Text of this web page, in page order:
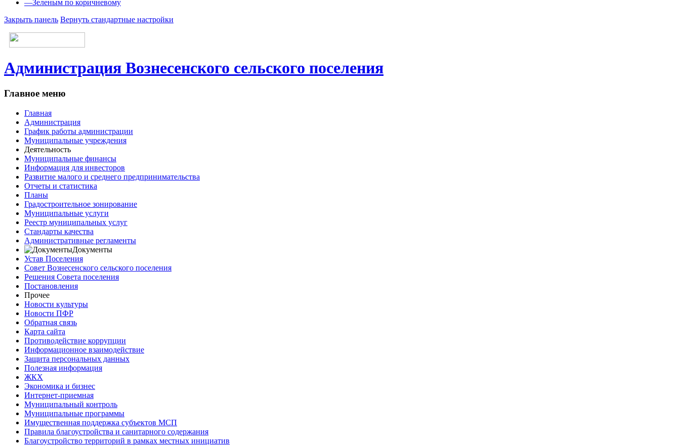
—Зеленым по коричневому
Закрыть панель Вернуть стандартные настройки
Администрация Вознесенского сельского поселения
Главное меню
Главная
Администрация
График работы администрации
Муниципальные учреждения
Деятельность
Муниципальные финансы
Информация для инвесторов
Развитие малого и среднего предпринимательства
Отчеты и статистика
Планы
Градостроительное зонирование
Муниципальные услуги
Реестр муниципальных услуг
Стандарты качества
Административные регламенты
Документы
Устав Поселения
Совет Вознесенского сельского поселения
Решения Совета поселения
Постановления
Прочее
Новости культуры
Новости ПФР
Обратная связь
Карта сайта
Противодействие коррупции
Информационное взаимодействие
Защита персональных данных
Полезная информация
ЖКХ
Экономика и бизнес
Интернет-приемная
Муниципальный контроль
Муниципальные программы
Имущественная поддержка субъектов МСП
Правила благоустройства и санитарного содержания
Благоустройство территорий в рамках местных инициатив